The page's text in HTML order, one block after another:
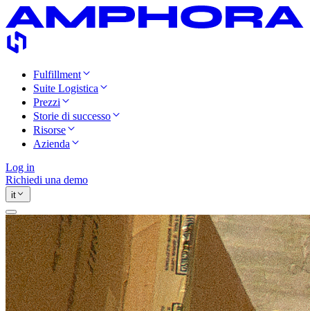
Fulfillment
Suite Logistica
Prezzi
Storie di successo
Risorse
Azienda
Log in
Richiedi una demo
it